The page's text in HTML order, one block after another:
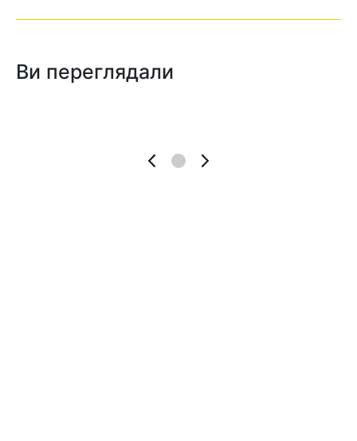
Ви переглядали